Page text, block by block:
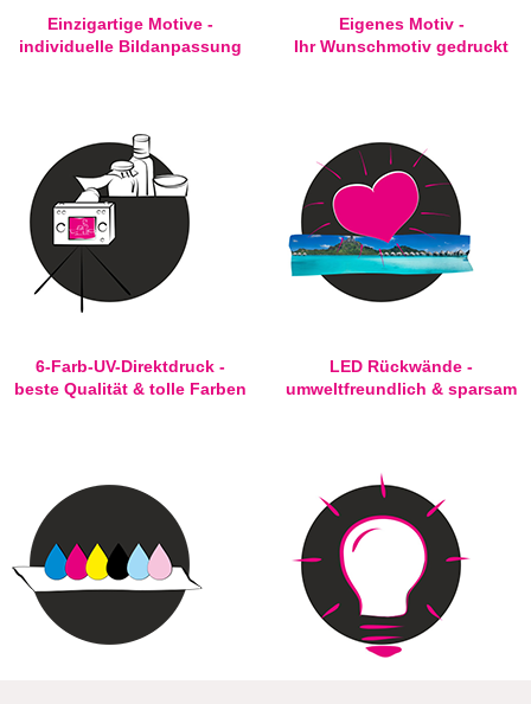
Einzigartige Motive -
individuelle Bildanpassung
Eigenes Motiv -
Ihr Wunschmotiv gedruckt
6-Farb-UV-Direktdruck -
beste Qualität & tolle Farben
LED Rückwände -
umweltfreundlich & sparsam